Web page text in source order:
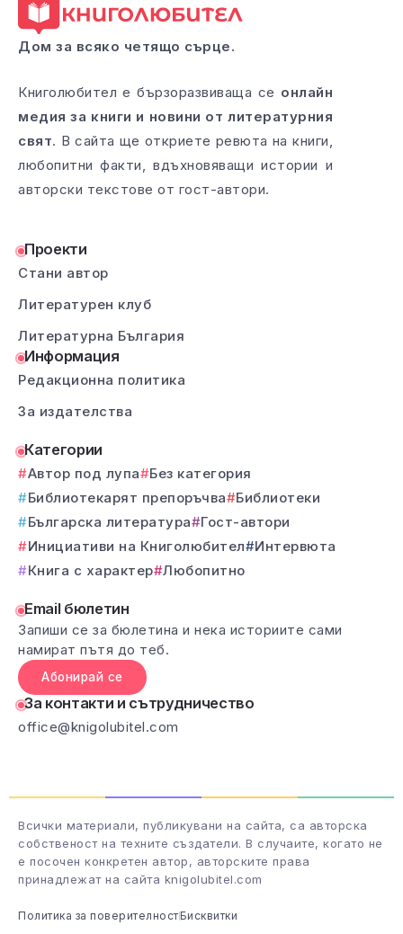
Дом за всяко четящо сърце.
Книголюбител е бързоразвиваща се онлайн
медия за книги и новини от литературния
свят. В сайта ще откриете ревюта на книги,
любопитни факти, вдъхновяващи истории и
авторски текстове от гост-автори.
Проекти
Стани автор
Литературен клуб
Литературна България
Информация
Редакционна политика
За издателства
Категории
Автор под лупа
Без категория
Библиотекарят препоръчва
Библиотеки
Българска литература
Гост-автори
Инициативи на Книголюбител
Интервюта
Книга с характер Любопитно
Email бюлетин
Запиши се за бюлетина и нека историите сами
намират пътя до теб.
Абонирай се
За контакти и сътрудничество
office@knigolubitel.com
Всички материали, публикувани на сайта, са авторска
собственост на техните създатели. В случаите, когато не
е посочен конкретен автор, авторските права
принадлежат на сайта knigolubitel.com
Политика за поверителностБисквитки